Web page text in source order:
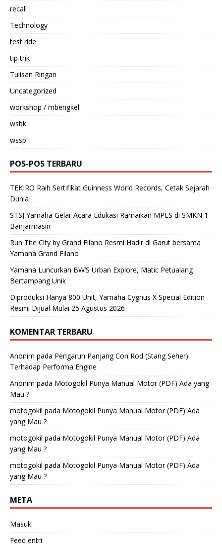
recall
Technology
test ride
tip trik
Tulisan Ringan
Uncategorized
workshop / mbengkel
wsbk
wssp
POS-POS TERBARU
TEKIRO Raih Sertifikat Guinness World Records, Cetak Sejarah
Dunia
STSJ Yamaha Gelar Acara Edukasi Ramaikan MPLS di SMKN 1
Banjarmasin
Run The City by Grand Filano Resmi Hadir di Garut bersama
Yamaha Grand Filano
Yamaha Luncurkan BW’S Urban Explore, Matic Petualang
Bertampang Unik
Diproduksi Hanya 800 Unit, Yamaha Cygnus X Special Edition
Resmi Dijual Mulai 25 Agustus 2026
KOMENTAR TERBARU
Anonim pada Pengaruh Panjang Con Rod (Stang Seher)
Terhadap Performa Engine
Anonim pada Motogokil Punya Manual Motor (PDF) Ada yang
Mau ?
motogokil pada Motogokil Punya Manual Motor (PDF) Ada
yang Mau ?
motogokil pada Motogokil Punya Manual Motor (PDF) Ada
yang Mau ?
motogokil pada Motogokil Punya Manual Motor (PDF) Ada
yang Mau ?
META
Masuk
Feed entri